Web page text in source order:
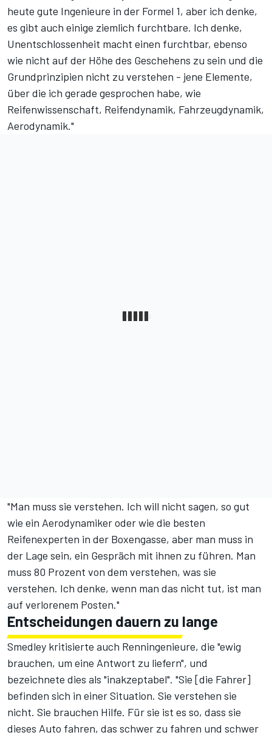
heute gute Ingenieure in der Formel 1, aber ich denke,
es gibt auch einige ziemlich furchtbare. Ich denke,
Unentschlossenheit macht einen furchtbar, ebenso
wie nicht auf der Höhe des Geschehens zu sein und die
Grundprinzipien nicht zu verstehen - jene Elemente,
über die ich gerade gesprochen habe, wie
Reifenwissenschaft, Reifendynamik, Fahrzeugdynamik,
Aerodynamik."
"Man muss sie verstehen. Ich will nicht sagen, so gut
wie ein Aerodynamiker oder wie die besten
Reifenexperten in der Boxengasse, aber man muss in
der Lage sein, ein Gespräch mit ihnen zu führen. Man
muss 80 Prozent von dem verstehen, was sie
verstehen. Ich denke, wenn man das nicht tut, ist man
auf verlorenem Posten."
Entscheidungen dauern zu lange
Smedley kritisierte auch Renningenieure, die "ewig
brauchen, um eine Antwort zu liefern", und
bezeichnete dies als "inakzeptabel". "Sie [die Fahrer]
befinden sich in einer Situation. Sie verstehen sie
nicht. Sie brauchen Hilfe. Für sie ist es so, dass sie
dieses Auto fahren, das schwer zu fahren und schwer